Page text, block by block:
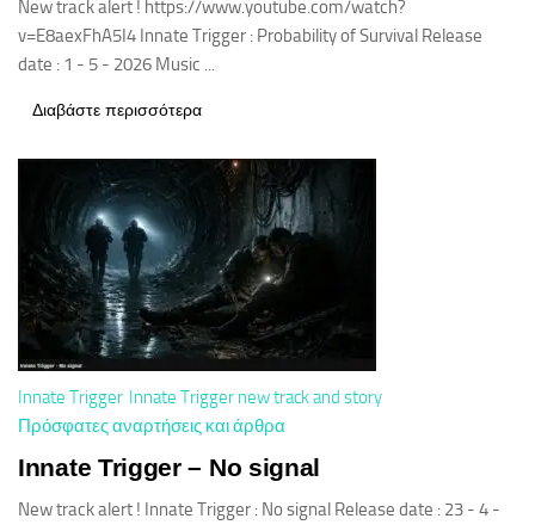
New track alert ! https://www.youtube.com/watch?
v=E8aexFhA5I4 Innate Trigger : Probability of Survival Release
date : 1 - 5 - 2026 Music ...
Διαβάστε περισσότερα
Innate Trigger Innate Trigger new track and story
Πρόσφατες αναρτήσεις και άρθρα
Innate Trigger – No signal
New track alert ! Innate Trigger : No signal Release date : 23 - 4 -